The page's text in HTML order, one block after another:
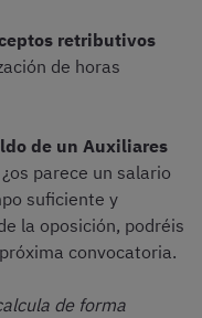
retributivos
de horas
de un Auxiliares
¿os parece un salario
suficiente y
la oposición, podréis
convocatoria.
de forma